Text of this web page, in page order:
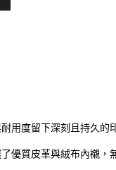
用度留下深刻且持久的
優質皮革與絨布內襯